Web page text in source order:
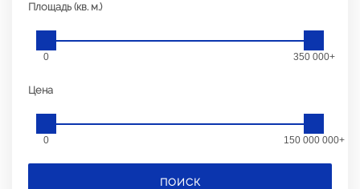
Площадь (кв. м.)
0 350 000+
Цена
0 150 000 000+
ПОИСК